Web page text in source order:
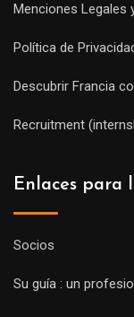
Menciones Legales
Política de
Descubrir Francia
Recruitment
Enlaces para
Socios
Su guía : un